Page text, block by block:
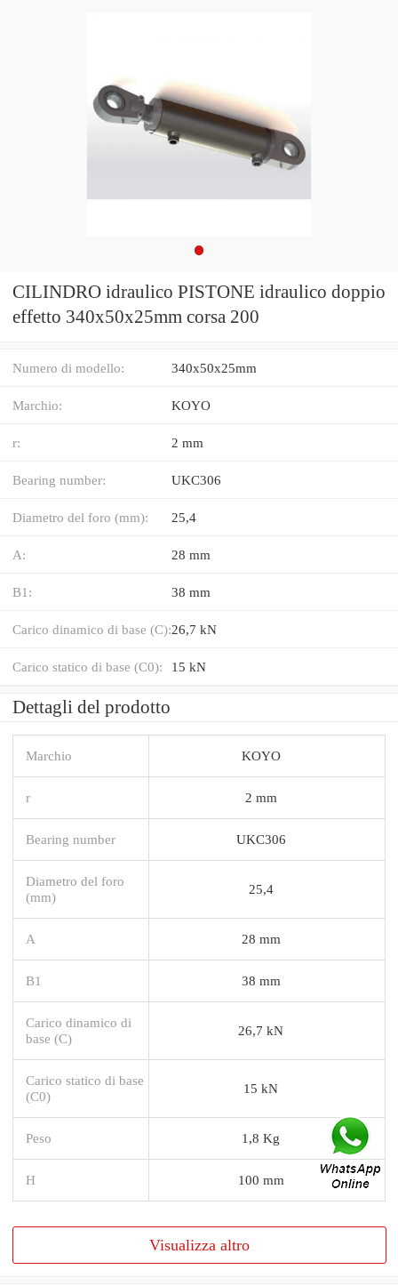
CILINDRO idraulico PISTONE idraulico doppio
effetto 340x50x25mm corsa 200
Numero di modello: 340x50x25mm
Marchio: KOYO
r: 2 mm
Bearing number: UKC306
Diametro del foro (mm): 25,4
A: 28 mm
B1: 38 mm
Carico dinamico di base (C):26,7 kN
Carico statico di base (C0): 15 kN
Dettagli del prodotto
Marchio KOYO
r 2 mm
Bearing number UKC306
Diametro del foro
(mm)
25,4
A 28 mm
B1 38 mm
Carico dinamico di
base (C)
26,7 kN
Carico statico di base
(C0)
15 kN
Peso 1,8 Kg
H 100 mm
Visualizza altro